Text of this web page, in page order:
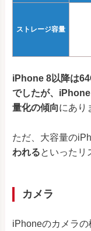
ストレージ容量
iPhone 8以降は
でしたが、
量化の傾向にあり
ただ、大容量の
われるといったリ
カメラ
iPhoneのカメラ